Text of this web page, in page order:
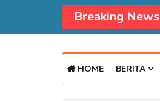
Breaking News
HOME BERITA